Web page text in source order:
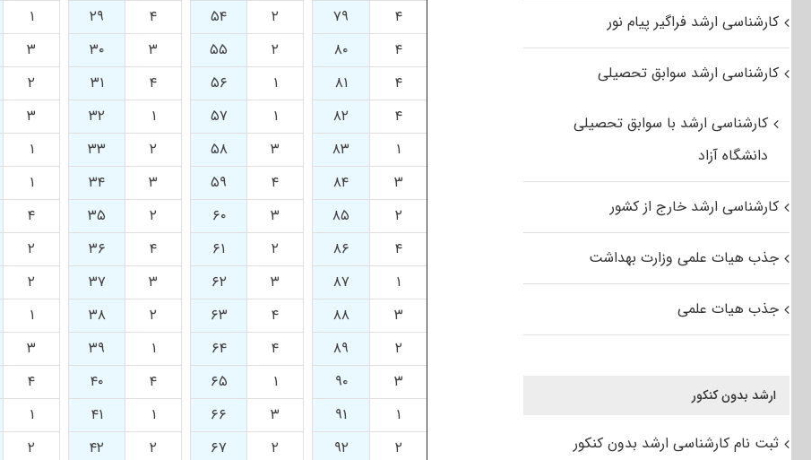
۴
۷۹ ۲ ۵۴ ۴ ۲۹ ۱
۴
۸۰ ۲ ۵۵ ۳ ۳۰ ۳
۴
۸۱ ۱ ۵۶ ۴ ۳۱ ۲
۴
۸۲ ۱ ۵۷ ۱ ۳۲ ۳
۱
۸۳ ۳ ۵۸ ۲ ۳۳ ۱
۳
۸۴ ۴ ۵۹ ۳ ۳۴ ۱
۲
۸۵ ۳ ۶۰ ۲ ۳۵ ۴
۴
۸۶ ۲ ۶۱ ۴ ۳۶ ۲
۱
۸۷ ۳ ۶۲ ۳ ۳۷ ۲
۳
۸۸ ۴ ۶۳ ۲ ۳۸ ۱
۲
۸۹ ۴ ۶۴ ۱ ۳۹ ۳
۳
۹۰ ۱ ۶۵ ۴ ۴۰ ۴
۱
۹۱ ۳ ۶۶ ۱ ۴۱ ۱
۲
۹۲ ۲ ۶۷ ۲ ۴۲ ۲
کارشناسی ارشد فراگیر پیام نور
کارشناسی ارشد سوابق تحصیلی
کارشناسی ارشد با سوابق تحصیلی
دانشگاه آزاد
کارشناسی ارشد خارج از کشور
جذب هیات علمی وزارت بهداشت
جذب هیات علمی
ارشد بدون کنکور
ثبت نام کارشناسی ارشد بدون کنکور